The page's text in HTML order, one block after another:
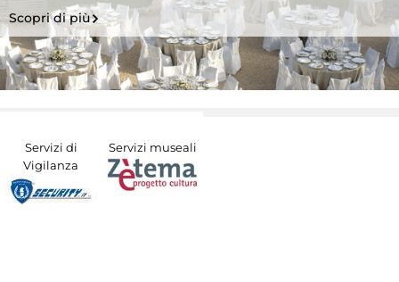
Scopri di più
Servizi di
Vigilanza
Servizi museali